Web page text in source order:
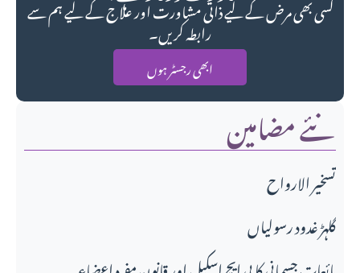
کسی بھی مرض کے لیے ذاتی مشاورت اور علاج کے لیے ہم سے
رابطہ کریں۔
ابھی رجسٹر ہوں
نئے مضامین
تسخير الارواح
گلہڑ غدود رسولیاں